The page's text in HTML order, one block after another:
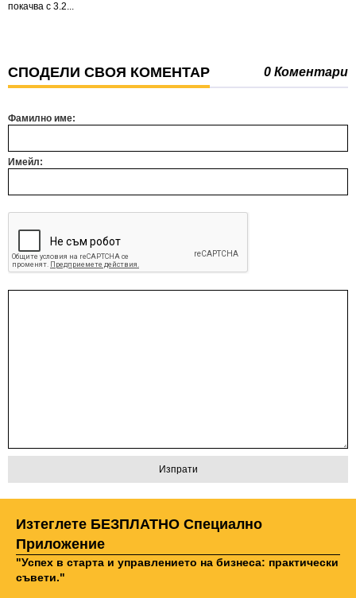
покачва с 3.2...
СПОДЕЛИ СВОЯ КОМЕНТАР 0 Коментари
Фамилно име:
Имейл:
Изтеглете БЕЗПЛАТНО Специално
Приложение
"Успех в старта и управлението на бизнеса: практически
съвети."